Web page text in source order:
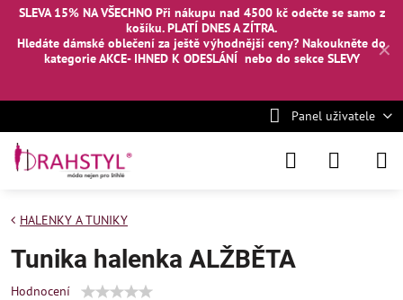
✕
SLEVA 15% NA VŠECHNO Při nákupu nad 4500 kč odečte se samo z
košíku. PLATÍ DNES A ZÍTRA.
Hledáte dámské oblečení za ještě výhodnější ceny? Nakoukněte do
kategorie AKCE- IHNED K ODESLÁNÍ nebo do sekce SLEVY
Panel uživatele
HALENKY A TUNIKY
Tunika halenka ALŽBĚTA
Hodnocení